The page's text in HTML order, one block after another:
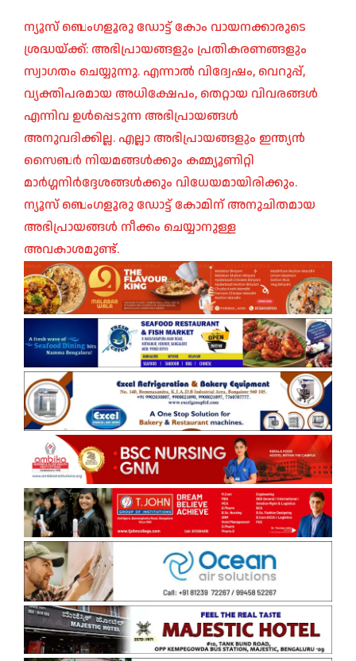
ന്യൂസ് ബെംഗളൂരു ഡോട്ട് കോം വായനക്കാരുടെ
ശ്രദ്ധയ്ക്ക്: അഭിപ്രായങ്ങളും പ്രതികരണങ്ങളും
സ്വാഗതം ചെയ്യുന്നു. എന്നാൽ വിദ്വേഷം, വെറുപ്പ്,
വ്യക്തിപരമായ അധിക്ഷേപം, തെറ്റായ വിവരങ്ങൾ
എന്നിവ ഉൾപ്പെടുന്ന അഭിപ്രായങ്ങൾ
അനുവദിക്കില്ല. എല്ലാ അഭിപ്രായങ്ങളും ഇന്ത്യൻ
സൈബർ നിയമങ്ങൾക്കും കമ്മ്യൂണിറ്റി
മാർഗ്ഗനിർദ്ദേശങ്ങൾക്കും വിധേയമായിരിക്കും.
ന്യൂസ് ബെംഗളൂരു ഡോട്ട് കോമിന് അനുചിതമായ
അഭിപ്രായങ്ങൾ നീക്കം ചെയ്യാനുള്ള
അവകാശമുണ്ട്.